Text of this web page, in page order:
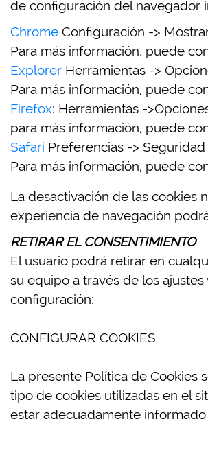
de configuración del navegador
Chrome Configuración ->
Para más información, puede
Explorer Herramientas ->
Para más información, puede
Firefox: Herramientas -
para más información, puede
Safari Preferencias -> Seguridad
Para más información, puede
La desactivación de las cookies
experiencia de navegación
RETIRAR EL CONSENTIMIENTO
El usuario podrá retirar en
su equipo a través de los
configuración:
CONFIGURAR COOKIES
La presente Política de Cookies
tipo de cookies utilizadas en el
estar adecuadamente